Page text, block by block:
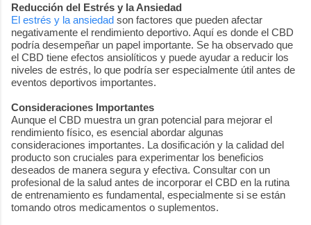
Reducción del Estrés y la Ansiedad
El estrés y la ansiedad son factores que pueden afectar
negativamente el rendimiento deportivo. Aquí es donde el CBD
podría desempeñar un papel importante. Se ha observado que
el CBD tiene efectos ansiolíticos y puede ayudar a reducir los
niveles de estrés, lo que podría ser especialmente útil antes de
eventos deportivos importantes.
Consideraciones Importantes
Aunque el CBD muestra un gran potencial para mejorar el
rendimiento físico, es esencial abordar algunas
consideraciones importantes. La dosificación y la calidad del
producto son cruciales para experimentar los beneficios
deseados de manera segura y efectiva. Consultar con un
profesional de la salud antes de incorporar el CBD en la rutina
de entrenamiento es fundamental, especialmente si se están
tomando otros medicamentos o suplementos.